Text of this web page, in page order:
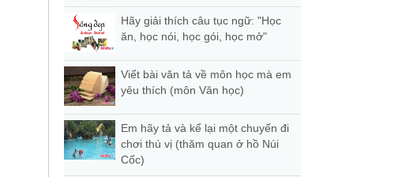
Hãy giải thích câu tục ngữ: "Học
ăn, học nói, học gói, học mở"
Viết bài văn tả về môn học mà em
yêu thích (môn Văn học)
Em hãy tả và kể lại một chuyến đi
chơi thú vị (thăm quan ở hồ Núi
Cốc)